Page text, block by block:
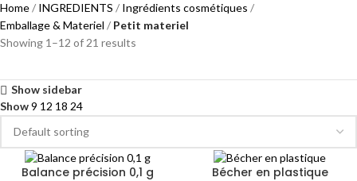
Home INGREDIENTS
Ingrédients cosmétiques
Emballage & Materiel
Petit materiel
Showing 1–12 of 21 results
Show sidebar
Show9 12 18 24
Balance précision 0,1 g Bécher en plastique